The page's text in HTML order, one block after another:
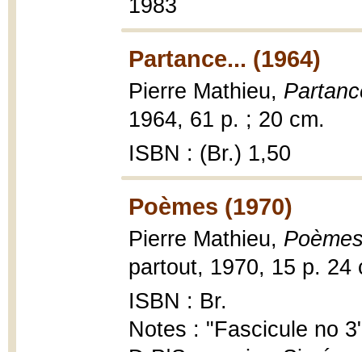
1983
Partance... (1964)
Pierre Mathieu,
1964, 61 p. ; 20 cm.
ISBN : (Br.) 1,50
Poèmes (1970)
Pierre Mathieu,
partout, 1970, 15 p. 24
ISBN : Br.
Notes : "Fascicule no